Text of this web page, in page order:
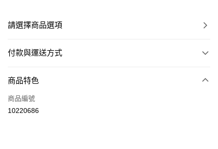
請選擇商品選項
付款與運送方式
信用卡一次付款
LINE Pay
商品特色
商品編號
10220686